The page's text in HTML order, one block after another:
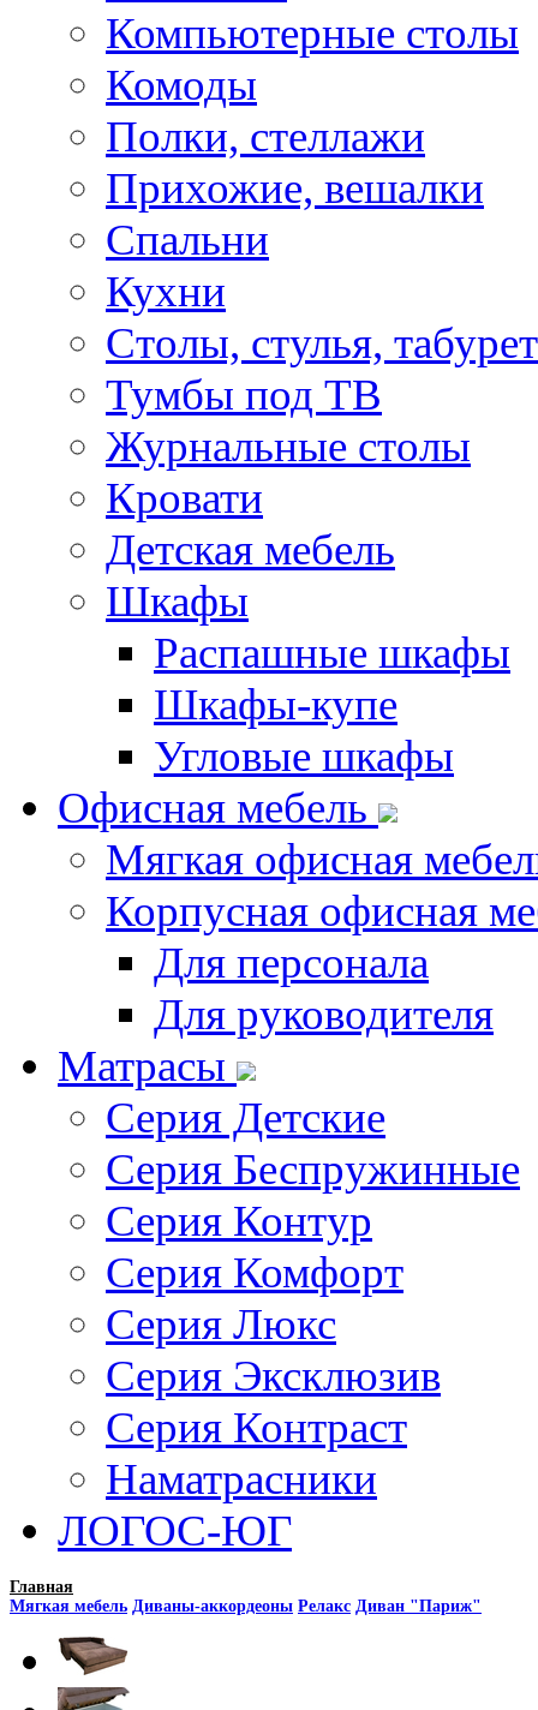
Компьютерные столы
Комоды
Полки, стеллажи
Прихожие, вешалки
Спальни
Кухни
Столы, стулья,
Тумбы под ТВ
Журнальные столы
Кровати
Детская мебель
Шкафы
Распашные шкафы
Шкафы-купе
Угловые шкафы
Офисная мебель
Мягкая офисная
Корпусная офисная
Для персонала
Для руководителя
Матрасы
Серия Детские
Серия Беспружинные
Серия Контур
Серия Комфорт
Серия Люкс
Серия Эксклюзив
Серия Контраст
Наматрасники
ЛОГОС-ЮГ
Главная
Мягкая мебель Диваны-аккордеоны Релакс Диван "Париж"